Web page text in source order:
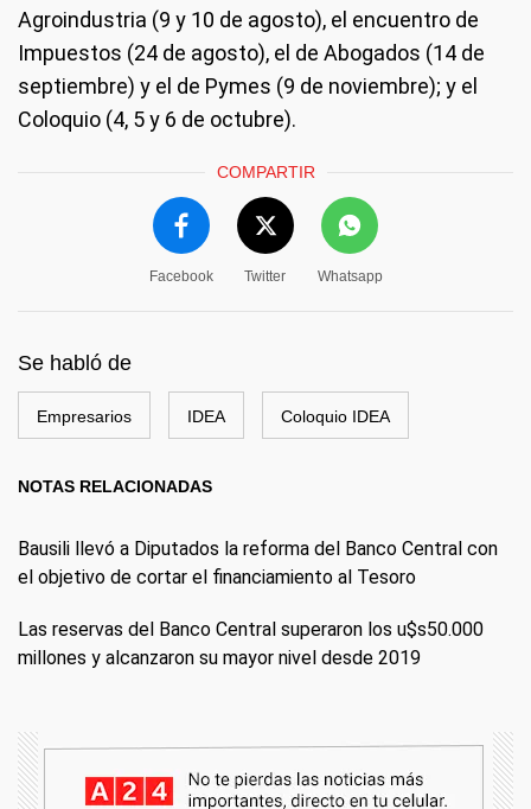
Agroindustria (9 y 10 de agosto), el encuentro de
Impuestos (24 de agosto), el de Abogados (14 de
septiembre) y el de Pymes (9 de noviembre); y el
Coloquio (4, 5 y 6 de octubre).
COMPARTIR
Facebook Twitter Whatsapp
Se habló de
Empresarios IDEA Coloquio IDEA
NOTAS RELACIONADAS
Bausili llevó a Diputados la reforma del Banco Central con
el objetivo de cortar el financiamiento al Tesoro
Las reservas del Banco Central superaron los u$s50.000
millones y alcanzaron su mayor nivel desde 2019